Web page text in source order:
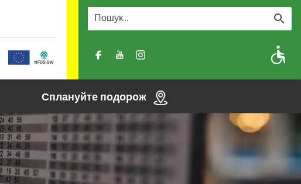
A- A A+
Сплануйте подорож